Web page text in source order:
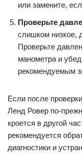
или замените,
Проверьте
слишком низкое,
Проверьте
манометра и
рекомендуемым
Если после
Ленд Ровер по-
кроется в другой
рекомендуется
диагностики и